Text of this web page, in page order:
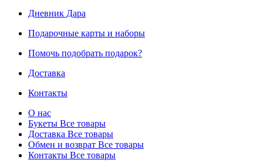
Дневник Дара
Подарочные карты и наборы
Помочь подобрать подарок?
Доставка
Контакты
О нас
Букеты Все товары
Доставка Все товары
Обмен и возврат Все товары
Контакты Все товары